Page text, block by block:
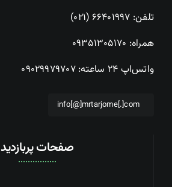
تلفن: ۶۶۴۰۱۹۹۷ (۰۲۱)
همراه: ۰۹۳۵۱۳۰۵۱۷۰
واتس‌اپ ۲۴ ساعته:
۰۹۰۲۹۹۷۹۷۰۷
info[@]mrtarjome[.]com
صفحات پربازدید